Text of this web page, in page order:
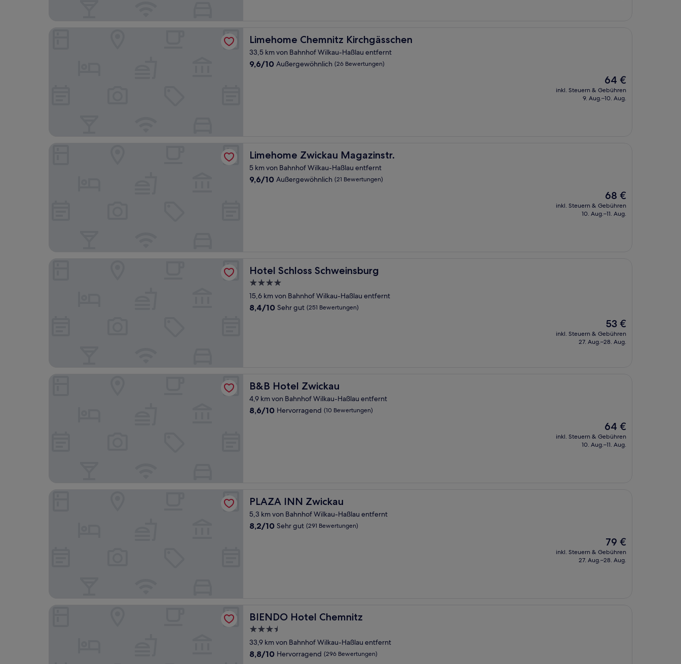
Limehome Chemnitz Kirchgässchen
Limehome Chemnitz Kirchgässchen
33,5 km von Bahnhof Wilkau-Haßlau entfernt
9.6
9,6/10 Außergewöhnlich (26 Bewertungen)
Der
Preis
beträgt
64 €
inkl. Steuern & Gebühren
9. Aug.–10. Aug.
Limehome Zwickau Magazinstr.
Limehome Zwickau Magazinstr.
5 km von Bahnhof Wilkau-Haßlau entfernt
9.6
9,6/10 Außergewöhnlich (21 Bewertungen)
Der
Preis
beträgt
68 €
inkl. Steuern & Gebühren
10. Aug.–11. Aug.
Hotel Schloss Schweinsburg
Hotel Schloss Schweinsburg
4.0-
Sterne-
Unterkunft
15,6 km von Bahnhof Wilkau-Haßlau entfernt
8.4
8,4/10 Sehr gut (251 Bewertungen)
Der
Preis
beträgt
53 €
inkl. Steuern & Gebühren
27. Aug.–28. Aug.
B&B Hotel Zwickau
B&B Hotel Zwickau
4,9 km von Bahnhof Wilkau-Haßlau entfernt
8.6
8,6/10 Hervorragend (10 Bewertungen)
Der
Preis
beträgt
64 €
inkl. Steuern & Gebühren
10. Aug.–11. Aug.
PLAZA INN Zwickau
PLAZA INN Zwickau
5,3 km von Bahnhof Wilkau-Haßlau entfernt
8.2
8,2/10 Sehr gut (291 Bewertungen)
Der
Preis
beträgt
79 €
inkl. Steuern & Gebühren
27. Aug.–28. Aug.
BIENDO Hotel Chemnitz
BIENDO Hotel Chemnitz
3.5-
Sterne-
Unterkunft
33,9 km von Bahnhof Wilkau-Haßlau entfernt
8.8
8,8/10 Hervorragend (296 Bewertungen)